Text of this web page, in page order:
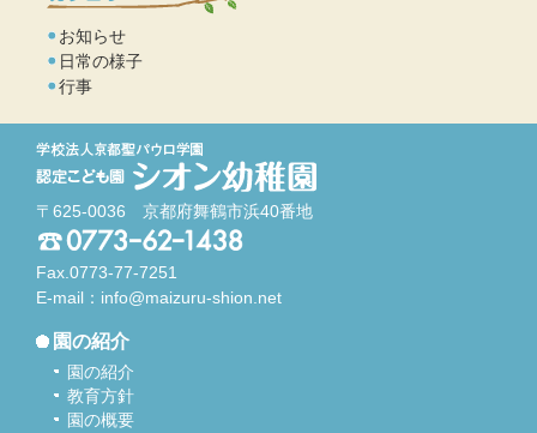
お知らせ
日常の様子
行事
〒625-0036 京都府舞鶴市浜40番地
Fax.0773-77-7251
E-mail： info@maizuru-shion.net
園の紹介
園の紹介
教育方針
園の概要